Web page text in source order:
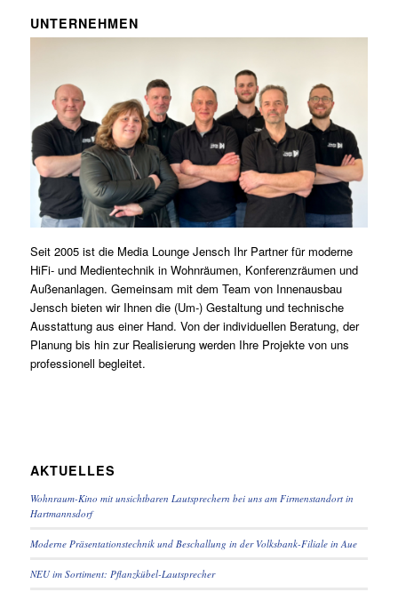
UNTERNEHMEN
Seit 2005 ist die Media Lounge Jensch Ihr Partner für moderne
HiFi- und Medientechnik in Wohnräumen, Konferenzräumen und
Außenanlagen. Gemeinsam mit dem Team von Innenausbau
Jensch bieten wir Ihnen die (Um-) Gestaltung und technische
Ausstattung aus einer Hand. Von der individuellen Beratung, der
Planung bis hin zur Realisierung werden Ihre Projekte von uns
professionell begleitet.
AKTUELLES
Wohnraum-Kino mit unsichtbaren Lautsprechern bei uns am Firmenstandort in
Hartmannsdorf
Moderne Präsentationstechnik und Beschallung in der Volksbank-Filiale in Aue
NEU im Sortiment: Pflanzkübel-Lautsprecher